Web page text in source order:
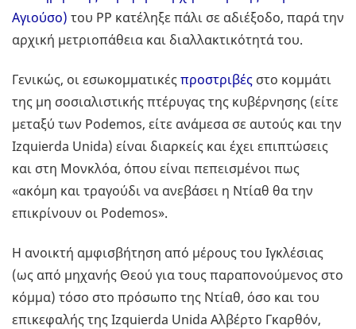
Αγιούσο) του ΡΡ κατέληξε πάλι σε αδιέξοδο, παρά την
αρχική μετριοπάθεια και διαλλακτικότητά του.
Γενικώς, οι εσωκομματικέςπροστριβές στο κομμάτι
της μη σοσιαλιστικής πτέρυγας της κυβέρνησης (είτε
μεταξύ των Podemos, είτε ανάμεσα σε αυτούς και την
Ιzquierda Unida) είναι διαρκείς και έχει επιπτώσεις
και στη Μονκλόα, όπου είναι πεπεισμένοι πως
«ακόμη και τραγούδι να ανεβάσει η Ντίαθ θα την
επικρίνουν οι Podemos».
Η ανοικτή αμφισβήτηση από μέρους του Ιγκλέσιας
(ως από μηχανής Θεού για τους παραπονούμενος στο
κόμμα) τόσο στο πρόσωπο της Ντίαθ, όσο και του
επικεφαλής της Izquierda Unida Αλβέρτο Γκαρθόν,